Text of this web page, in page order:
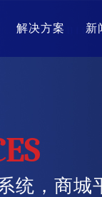
解决方案 新
统，商城